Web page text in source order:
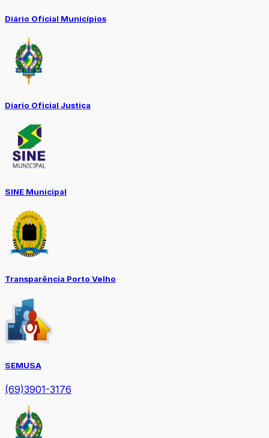
Diário Oficial Municípios
Diario Oficial Justiça
SINE Municipal
Transparência Porto Velho
SEMUSA
(69)3901-3176